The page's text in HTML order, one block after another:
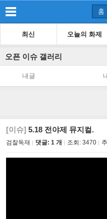
홈
최신 오늘의 화제
오픈 이슈 갤러리
내글
[이슈] 5.18 전야제 뮤지컬.
검찰독재 댓글: 1 개 조회: 3470